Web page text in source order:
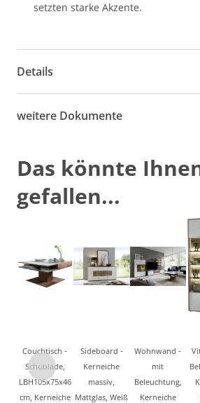
setzten starke Akzente.
Details
weitere Dokumente
Das könnte
gefallen...
Couchtisch -
Schublade,
LBH105x75x46
cm, Kerneiche
Sideboard -
Kerneiche
massiv,
Mattglas, Weiß
Wohnwand -
mit
Beleuchtung,
Kerneiche